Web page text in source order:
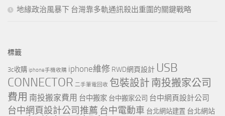
地緣政治風暴下 台灣靠多軌通訊殺出重圍的關鍵戰略
標籤
3c收購 iphone手機收購 iphone維修 RWD網頁設計 USB
CONNECTOR 二手筆電回收 包裝設計 南投搬家公司
費用 南投搬家費用 台中搬家 台中搬家公司 台中網頁設計公司
台中網頁設計公司推薦 台中電動車 台北網站建置 台北網站